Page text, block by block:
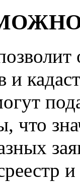
и
что